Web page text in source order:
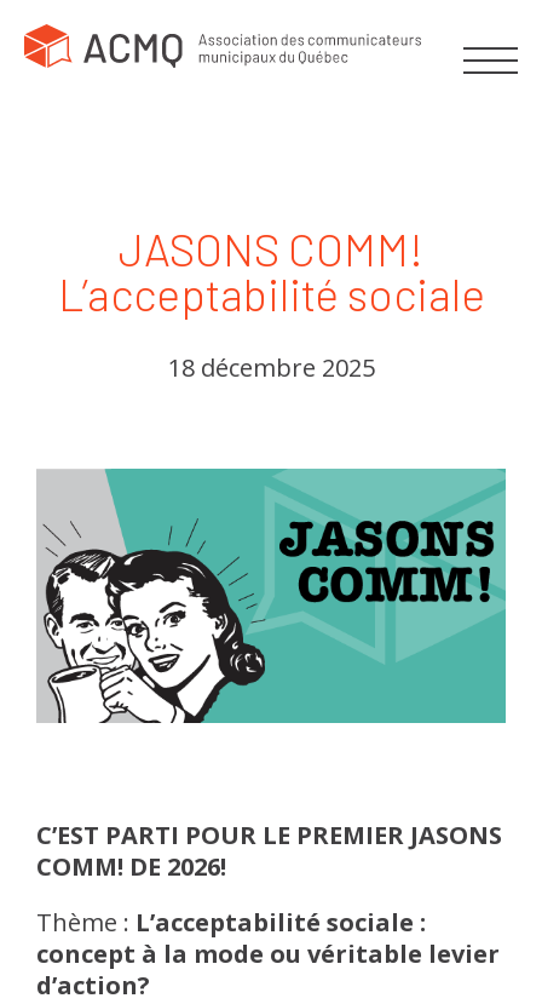
JASONS COMM!
L’acceptabilité sociale
18 décembre 2025
C’EST PARTI POUR LE PREMIER JASONS
COMM! DE 2026!
Thème : L’acceptabilité sociale :
concept à la mode ou véritable levier
d’action?